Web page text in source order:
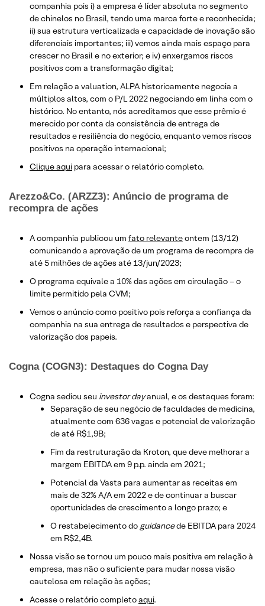
companhia pois i) a empresa é líder absoluta no segmento
de chinelos no Brasil, tendo uma marca forte e reconhecida;
ii) sua estrutura verticalizada e capacidade de inovação são
diferenciais importantes; iii) vemos ainda mais espaço para
crescer no Brasil e no exterior; e iv) enxergamos riscos
positivos com a transformação digital;
Em relação a valuation, ALPA historicamente negocia a
múltiplos altos, com o P/L 2022 negociando em linha com o
histórico. No entanto, nós acreditamos que esse prêmio é
merecido por conta da consistência de entrega de
resultados e resiliência do negócio, enquanto vemos riscos
positivos na operação internacional;
Clique aqui para acessar o relatório completo.
Arezzo&Co. (ARZZ3): Anúncio de programa de
recompra de ações
A companhia publicou um fato relevanteontem (13/12)
comunicando a aprovação de um programa de recompra de
até 5 milhões de ações até 13/jun/2023;
O programa equivale a 10% das ações em circulação – o
limite permitido pela CVM;
Vemos o anúncio como positivo pois reforça a confiança da
companhia na sua entrega de resultados e perspectiva de
valorização dos papeis.
Cogna (COGN3): Destaques do Cogna Day
Cogna sediou seu investor dayanual, e os destaques foram:
Separação de seu negócio de faculdades de medicina,
atualmente com 636 vagas e potencial de valorização
de até R$1,9B;
Fim da restruturação da Kroton, que deve melhorar a
margem EBITDA em 9 p.p. ainda em 2021;
Potencial da Vasta para aumentar as receitas em
mais de 32% A/A em 2022 e de continuar a buscar
oportunidades de crescimento a longo prazo; e
O restabelecimento do guidancede EBITDA para 2024
em R$2,4B.
Nossa visão se tornou um pouco mais positiva em relação à
empresa, mas não o suficiente para mudar nossa visão
cautelosa em relação às ações;
Acesse o relatório completoaqui.